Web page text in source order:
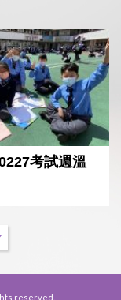
考試週溫
reserved.